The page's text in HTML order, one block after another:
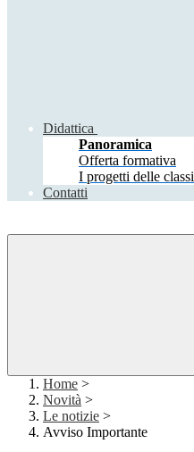
Didattica
Panoramica
Offerta formativa
I progetti delle classi
Contatti
Home >
Novità >
Le notizie >
Avviso Importante